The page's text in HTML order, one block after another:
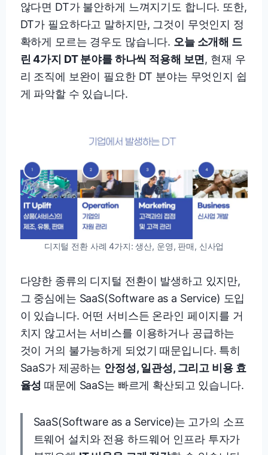
않다면 DT가 불안하게 느껴지기도 합니다. 또한,
DT가 필요하다고 말하지만, 그것이 무엇인지 정
확하게 모르는 경우도 많습니다. 오늘 소개해 드
린 4가지 DT 분야를 하나씩 적용해 보면 , 현재 우
리 조직에 보완이 필요한 DT 분야는 무엇인지 쉽
게 파악할 수 있습니다.
디지털 전환 사례 4가지: 생산, 운영, 판매, 신사업
다양한 종류의 디지털 전환이 발생하고 있지만,
그 중심에는 SaaS(Software as a Service) 도입
이 있습니다. 어떤 서비스든 온라인 페이지를 거
치지 않고서는 서비스를 이용하거나 공급하는
것이 거의 불가능하게 되었기 때문입니다. 특히
SaaS가 제공하는 안정성, 일관성, 그리고 비용 효
율성 때문에 SaaS는 빠르게 확산되고 있습니다.
SaaS(Software as a Service)는 고가의 소프
트웨어 설치와 전용 하드웨어 인프라 투자가